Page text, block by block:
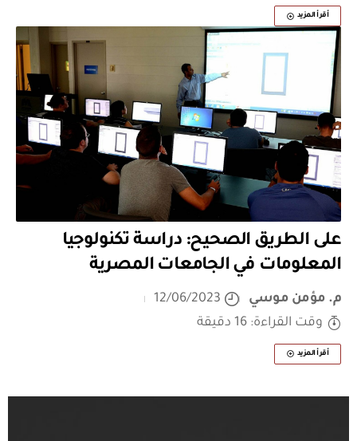
أقرأ المزيد
على الطريق الصحيح: دراسة تكنولوجيا
المعلومات في الجامعات المصرية
م. مؤمن موسي
12/06/2023
وقت القراءة: 16 دقيقة
أقرأ المزيد